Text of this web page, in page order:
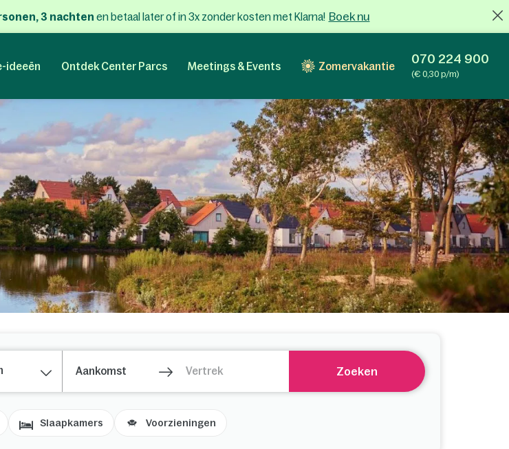
3 nachten en betaal later of in 3x zonder kosten met Klarna! Boek nu
ideeën Ontdek Center Parcs Meetings & Events Zomervakantie 070 224 900
(€ 0,30 p/m)
Zoeken
Slaapkamers Voorzieningen